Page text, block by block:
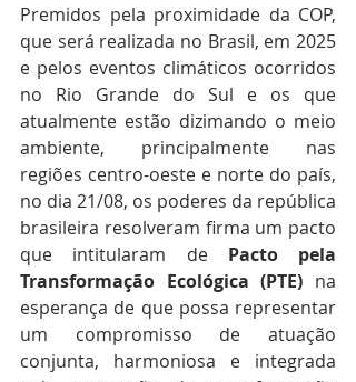
Premidos pela proximidade da COP,
que será realizada no Brasil, em 2025
e pelos eventos climáticos ocorridos
no Rio Grande do Sul e os que
atualmente estão dizimando o meio
ambiente, principalmente nas
regiões centro-oeste e norte do país,
no dia 21/08, os poderes da república
brasileira resolveram firma um pacto
que intitularam de Pacto pela
Transformação Ecológica (PTE) na
esperança de que possa representar
um compromisso de atuação
conjunta, harmoniosa e integrada